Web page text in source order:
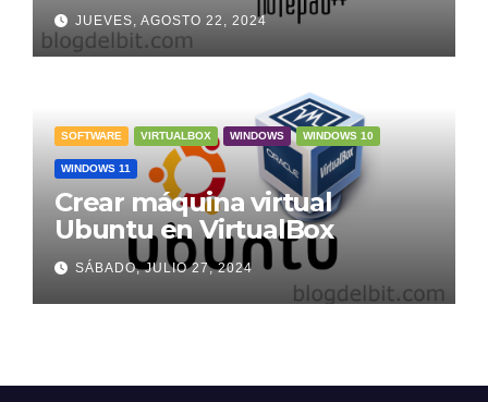
JUEVES, AGOSTO 22, 2024
SOFTWARE VIRTUALBOX WINDOWS WINDOWS 10
WINDOWS 11
Crear máquina virtual
Ubuntu en VirtualBox
SÁBADO, JULIO 27, 2024